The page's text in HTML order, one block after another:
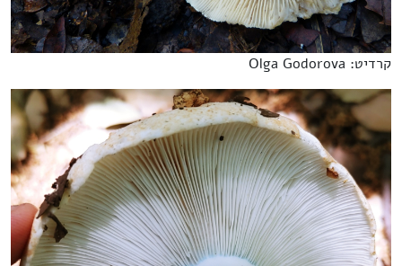
קרדיט: Olga Godorova